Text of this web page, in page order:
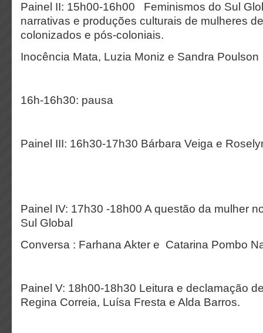
Painel II: 15h00-16h00 Feminismos do Sul
narrativas e produções culturais de mulheres
colonizados e pós-coloniais.
Inocência Mata, Luzia Moniz e Sandra Poulson
16h-16h30: pausa
Painel III: 16h30-17h30 Bárbara Veiga e
Painel IV: 17h30 -18h00 A questão da mulher
Sul Global
Conversa : Farhana Akter e Catarina Pombo
Painel V: 18h00-18h30 Leitura e declamação
Regina Correia, Luísa Fresta e Alda Barros.